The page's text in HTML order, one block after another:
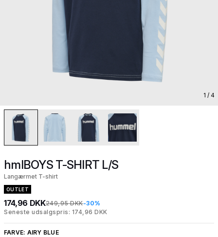
1 / 4
hmlBOYS T-SHIRT L/S
Langærmet T-shirt
OUTLET
174,96 DKK249,95 DKK-30%
Seneste udsalgspris: 174,96 DKK
FARVE: AIRY BLUE